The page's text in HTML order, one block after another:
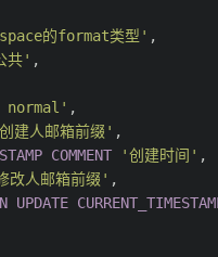
的format类型' ,
共' ,
,
建人邮箱前缀' ,
COMMENT '创建时间' ,
改人邮箱前缀' ,
UPDATE